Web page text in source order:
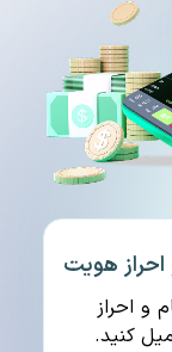
احراز هویت
و احراز
کنید.